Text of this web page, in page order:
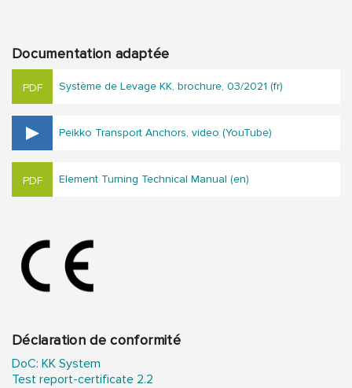
Documentation adaptée
Système de Levage KK, brochure, 03/2021 (fr)
Peikko Transport Anchors, video (YouTube)
Element Turning Technical Manual (en)
Déclaration de conformité
DoC: KK System
Test report-certificate 2.2